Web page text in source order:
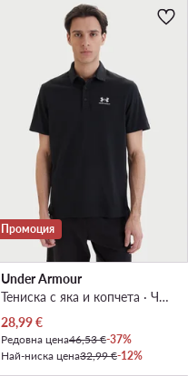
Промоция
Under Armour
Тениска с яка и копчета · Черен
Актуална цена
28,99€
Редовна цена46,53 €-37%
Най-ниска цена32,99 €-12%